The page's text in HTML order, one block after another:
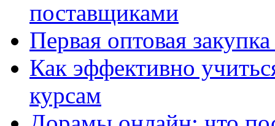
поставщиками
Первая оптовая
Как эффективно
курсам